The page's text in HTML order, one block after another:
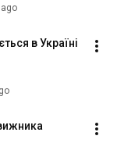
в Україні